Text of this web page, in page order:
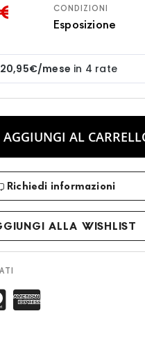
CONDIZIONI
Esposizione
AGGIUNGI AL
Richiedi informazioni
ALLA WISHLIST